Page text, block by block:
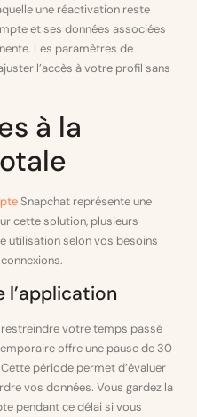
une réactivation reste
et ses données associées
Les paramètres de
l’accès à votre profil sans
à la
Snapchat représente une
cette solution, plusieurs
utilisation selon vos besoins
l’application
votre temps passé
offre une pause de 30
période permet d’évaluer
vos données. Vous gardez la
pendant ce délai si vous